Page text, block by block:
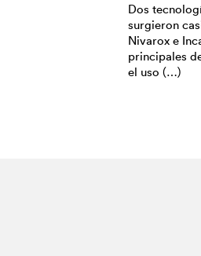
Dos
surgieron
Nivarox e
principales
el uso (…)